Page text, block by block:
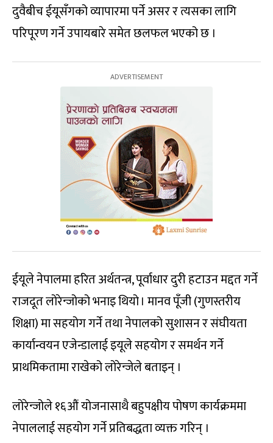
दुवैबीच ईयूसँगको व्यापारमा पर्ने असर र त्यसका लागि
परिपूरण गर्ने उपायबारे समेत छलफल भएको छ ।
ईयूले नेपालमा हरित अर्थतन्त्र, पूर्वाधार दुरी हटाउन मद्दत गर्ने
राजदूत लोरेन्जोको भनाइ थियो । मानव पूँजी (गुणस्तरीय
शिक्षा) मा सहयोग गर्ने तथा नेपालको सुशासन र संघीयता
कार्यान्वयन एजेन्डालाई इयूले सहयोग र समर्थन गर्ने
प्राथमिकतामा राखेको लोरेन्जेले बताइन् ।
लोरेन्जोले १६औं योजनासाथै बहुपक्षीय पोषण कार्यक्रममा
नेपाललाई सहयोग गर्ने प्रतिबद्धता व्यक्त गरिन् ।